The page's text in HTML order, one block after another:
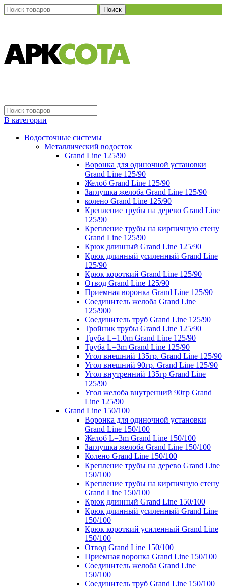
Поиск
В категории
Водосточные системы
Металлический водосток
Grand Line 125/90
Воронка для одиночной установки
Grand Line 125/90
Желоб Grand Line 125/90
Заглушка желоба Grand Line 125/90
колено Grand Line 125/90
Крепление трубы на дерево Grand Line
125/90
Крепление трубы на кирпичную стену
Grand Line 125/90
Крюк длинный Grand Line 125/90
Крюк длинный усиленный Grand Line
125/90
Крюк короткий Grand Line 125/90
Отвод Grand Line 125/90
Приемная воронка Grand Line 125/90
Соединитель желоба Grand Line
125/900
Соединитель труб Grand Line 125/90
Тройник трубы Grand Line 125/90
Труба L=1.0m Grand Line 125/90
Труба L=3m Grand Line 125/90
Угол внешний 135гр. Grand Line 125/90
Угол внешний 90гр. Grand Line 125/90
Угол внутренний 135гр Grand Line
125/90
Угол желоба внутренний 90гр Grand
Line 125/90
Grand Line 150/100
Воронка для одиночной установки
Grand Line 150/100
Желоб L=3m Grand Line 150/100
Заглушка желоба Grand Line 150/100
Колено Grand Line 150/100
Крепление трубы на дерево Grand Line
150/100
Крепление трубы на кирпичную стену
Grand Line 150/100
Крюк длинный Grand Line 150/100
Крюк длинный усиленный Grand Line
150/100
Крюк короткий усиленный Grand Line
150/100
Отвод Grand Line 150/100
Приемная воронка Grand Line 150/100
Соединитель желоба Grand Line
150/100
Соединитель труб Grand Line 150/100